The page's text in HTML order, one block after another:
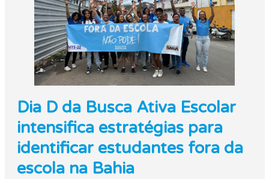
Dia D da Busca Ativa Escolar
intensifica estratégias para
identificar estudantes fora da
escola na Bahia